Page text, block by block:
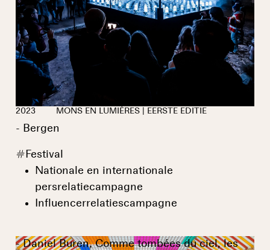
2023 MONS EN LUMIÈRES | EERSTE EDITIE
- Bergen
# Festival
Nationale en internationale
persrelatiecampagne
Influencerrelatiescampagne
- Daniel Buren, Comme tombées du ciel, les